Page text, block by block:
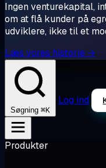
Ingen venturekapital,
om at flå kunder på
udviklere, ikke til et
Læs vores historie →
Søgning ⌘K
Log ind
Produkter